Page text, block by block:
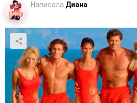
Написала Диана